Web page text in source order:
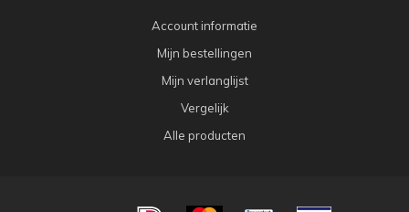
Account informatie
Mijn bestellingen
Mijn verlanglijst
Vergelijk
Alle producten